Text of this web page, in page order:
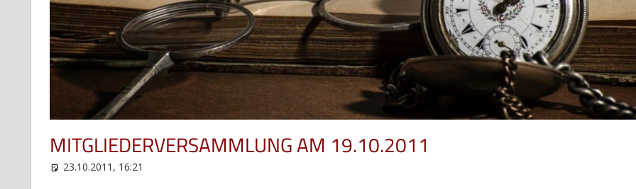
MITGLIEDERVERSAMMLUNG AM 19.10.2011
23.10.2011, 16:21
Mitgliederversammlung am
28. Mai 2025
…
…